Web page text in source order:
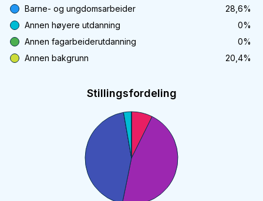
Barne- og ungdomsarbeider
28,6%
Annen høyere utdanning
0%
Annen fagarbeiderutdanning
0%
Annen bakgrunn
20,4%
Stillingsfordeling